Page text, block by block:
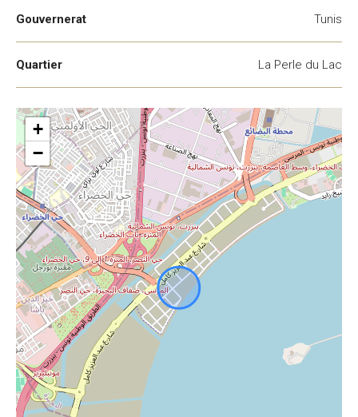
Gouvernerat Tunis
Quartier La Perle du Lac
+
−